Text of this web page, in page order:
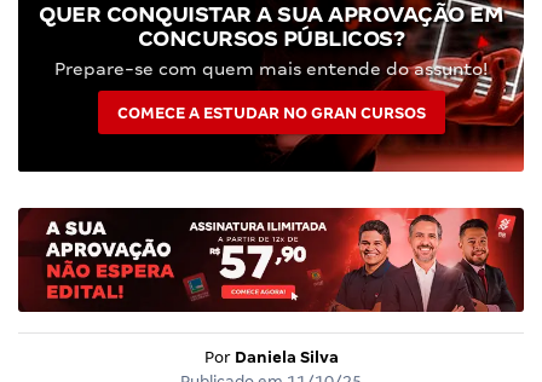
QUER CONQUISTAR A SUA APROVAÇÃO EM
CONCURSOS PÚBLICOS?
Prepare-se com quem mais entende do assunto!
COMECE A ESTUDAR NO GRAN CURSOS
Por Daniela Silva